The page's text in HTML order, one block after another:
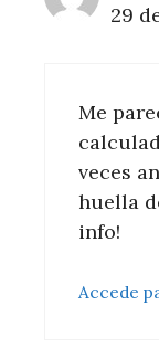
29
Me
veces
huella
info!
Accede